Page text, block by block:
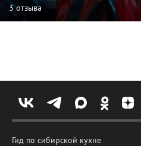
3 отзыва
Гид по сибирской кухне